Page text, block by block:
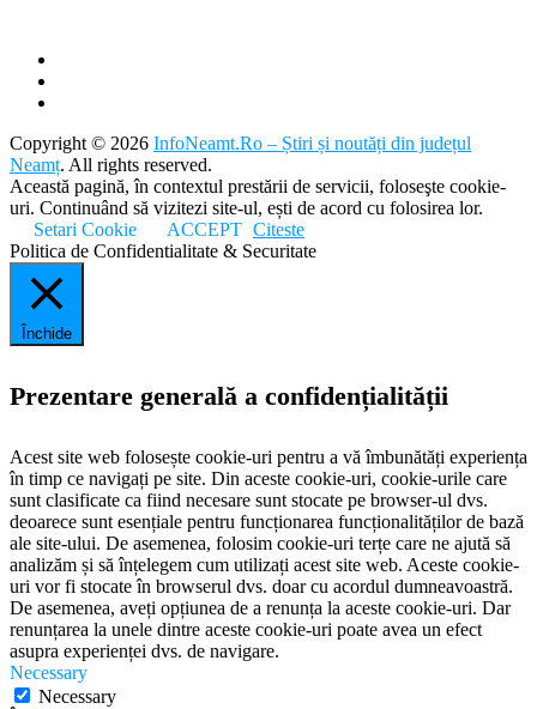
Copyright © 2026 InfoNeamt.Ro – Știri și noutăți din județul
Neamț. All rights reserved.
Această pagină, în contextul prestării de servicii, foloseşte cookie-
uri. Continuând să vizitezi site-ul, ești de acord cu folosirea lor.
Setari Cookie
ACCEPT Citeste
Politica de Confidentialitate & Securitate
Închide
Prezentare generală a confidențialității
Acest site web folosește cookie-uri pentru a vă îmbunătăți experiența
în timp ce navigați pe site. Din aceste cookie-uri, cookie-urile care
sunt clasificate ca fiind necesare sunt stocate pe browser-ul dvs.
deoarece sunt esențiale pentru funcționarea funcționalităților de bază
ale site-ului. De asemenea, folosim cookie-uri terțe care ne ajută să
analizăm și să înțelegem cum utilizați acest site web. Aceste cookie-
uri vor fi stocate în browserul dvs. doar cu acordul dumneavoastră.
De asemenea, aveți opțiunea de a renunța la aceste cookie-uri. Dar
renunțarea la unele dintre aceste cookie-uri poate avea un efect
asupra experienței dvs. de navigare.
Necessary
Necessary